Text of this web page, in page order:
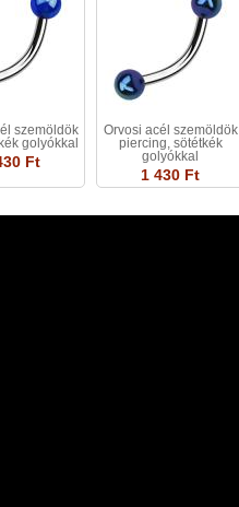
szemöldök
golyókkal
Ft
Orvosi acél szemöldök
piercing, sötétkék
golyókkal
1 430 Ft